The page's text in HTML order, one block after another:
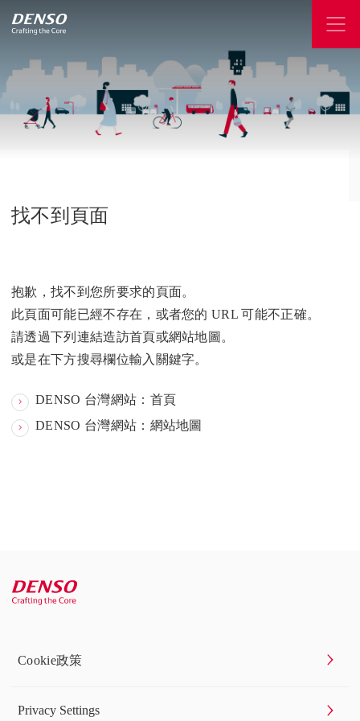
找不到頁面
抱歉，找不到您所要求的頁面。
此頁面可能已經不存在，或者您的 URL 可能不正確。
請透過下列連結造訪首頁或網站地圖。
或是在下方搜尋欄位輸入關鍵字。
DENSO 台灣網站：首頁
DENSO 台灣網站：網站地圖
Cookie政策
Privacy Settings